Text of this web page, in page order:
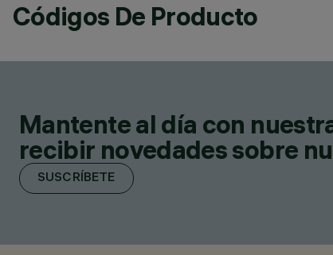
Códigos De Producto
Mantente al día con
recibir novedades sobre
SUSCRÍBETE